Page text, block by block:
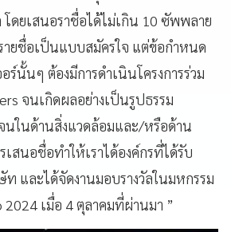
โดยเสนอราชื่อได้ไม่เกิน 10 ซัพพลาย
ายชื่อเป็นแบบสมัครใจ แต่ข้อกำหนด
ร์นั้นๆ ต้องมีการดำเนินโครงการร่วม
จนเกิดผลอย่างเป็นรูปธรรม
นในด้านสิ่งแวดล้อมและ/หรือด้าน
เสนอชื่อทำให้เราได้องค์กรที่ได้รับ
ท และได้จัดงานมอบรางวัลในมหกรรม
2024 เมื่อ 4 ตุลาคมที่ผ่านมา ”